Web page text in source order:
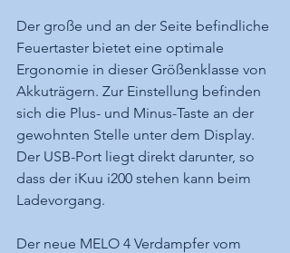
Der große und an der Seite befindliche
Feuertaster bietet eine optimale
Ergonomie in dieser Größenklasse von
Akkuträgern. Zur Einstellung befinden
sich die Plus- und Minus-Taste an der
gewohnten Stelle unter dem Display.
Der USB-Port liegt direkt darunter, so
dass der iKuu i200 stehen kann beim
Ladevorgang.
Der neue MELO 4 Verdampfer vom